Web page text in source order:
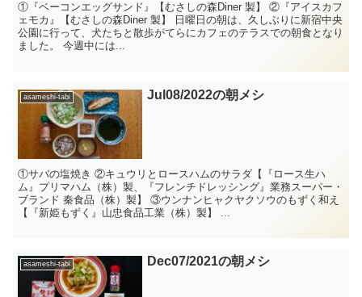
①『ベーコンエッグサンド』【むさしの森Diner 製】 ②『アイスカフ
ェモカ』【むさしの森Diner 製】 日曜日の朝は、久しぶりに新宿中央
公園に行って、犬たちと散歩がてらにカフェのテラスでの朝食となり
ました。 今週中には...
asameshi-tabi Jul08/2022の朝メシ
①サバの塩焼き ②キュウリとロースハムのサラダ【『ロース生ハ
ム』プリマハム（株）製、『フレンチドレッシング』業務スーパー・
ブランド 秦食品（株）製】 ③ウンナンヒャクヤクソウのもずく和え
【『新姫もずく』山忠食品工業（株）製】 ...
asameshi-tabi Dec07/2021の朝メシ